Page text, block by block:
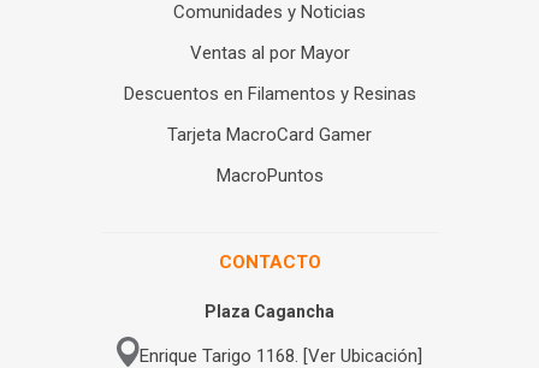
Comunidades y Noticias
Ventas al por Mayor
Descuentos en Filamentos y Resinas
Tarjeta MacroCard Gamer
MacroPuntos
CONTACTO
Plaza Cagancha
Enrique Tarigo 1168. [Ver Ubicación]